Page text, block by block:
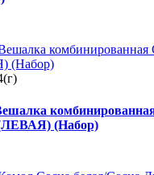
(Набор)